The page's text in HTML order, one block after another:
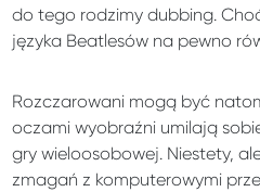
do tego rodzimy dubbing.
języka Beatlesów na pewno
Rozczarowani mogą być
oczami wyobraźni umilają
gry wieloosobowej. Niestety,
zmagań z komputerowymi